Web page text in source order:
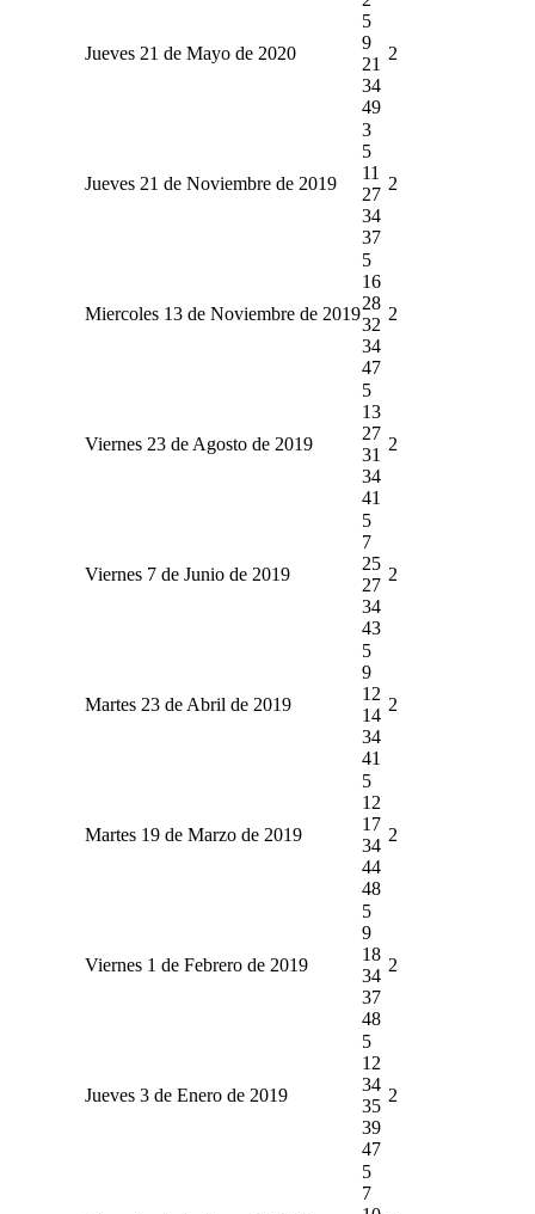
Jueves 21 de Mayo de 2020
5
9
21
34
49
2
Jueves 21 de Noviembre de 2019
3
5
11
27
34
37
2
Miercoles 13 de Noviembre de 2019
5
16
28
32
34
47
2
Viernes 23 de Agosto de 2019
5
13
27
31
34
41
2
Viernes 7 de Junio de 2019
5
7
25
27
34
43
2
Martes 23 de Abril de 2019
5
9
12
14
34
41
2
Martes 19 de Marzo de 2019
5
12
17
34
44
48
2
Viernes 1 de Febrero de 2019
5
9
18
34
37
48
2
Jueves 3 de Enero de 2019
5
12
34
35
39
47
2
5
7